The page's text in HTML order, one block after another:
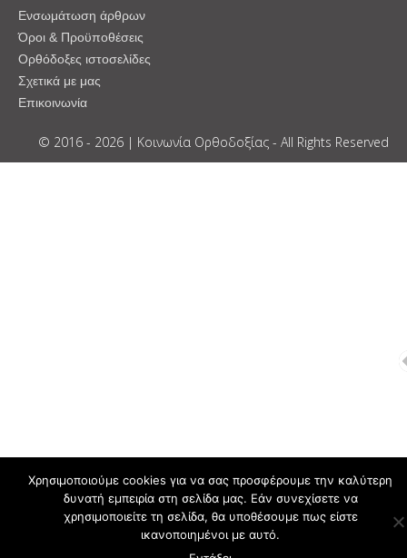
Ενσωμάτωση άρθρων
Όροι & Προϋποθέσεις
Ορθόδοξες ιστοσελίδες
Σχετικά με μας
Επικοινωνία
© 2016 - 2026 | Κοινωνία Ορθοδοξίας - All Rights Reserved
Χρησιμοποιούμε cookies για να σας προσφέρουμε την καλύτερη
δυνατή εμπειρία στη σελίδα μας. Εάν συνεχίσετε να
χρησιμοποιείτε τη σελίδα, θα υποθέσουμε πως είστε
ικανοποιημένοι με αυτό.